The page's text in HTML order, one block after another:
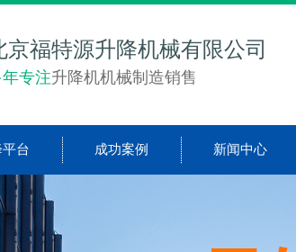
京福特源升降机械有限公司
年专注升降机机械制造销售
平台 成功案例 新闻中心